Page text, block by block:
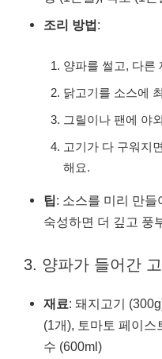
조리 방법 :
양파를 썰고, 다른
닭고기를 소스에
그릴이나 팬에 야
고기가 다 구워지
해요.
팁: 소스를 미리 만들
숙성하면 더 깊고 풍
3. 양파가 들어간
재료: 돼지고기
(1개), 토마토 페이스
수 (600ml)